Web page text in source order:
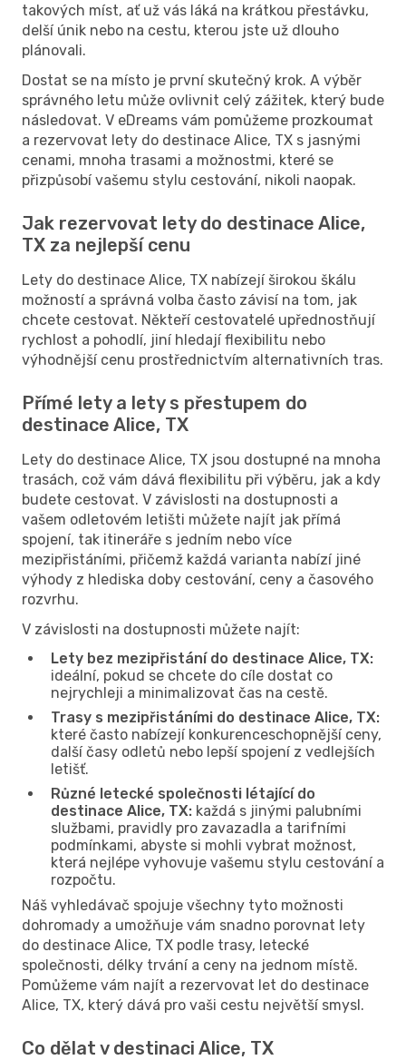
takových míst, ať už vás láká na krátkou přestávku,
delší únik nebo na cestu, kterou jste už dlouho
plánovali.
Dostat se na místo je první skutečný krok. A výběr
správného letu může ovlivnit celý zážitek, který bude
následovat. V eDreams vám pomůžeme prozkoumat
a rezervovat lety do destinace Alice, TX s jasnými
cenami, mnoha trasami a možnostmi, které se
přizpůsobí vašemu stylu cestování, nikoli naopak.
Jak rezervovat lety do destinace Alice,
TX za nejlepší cenu
Lety do destinace Alice, TX nabízejí širokou škálu
možností a správná volba často závisí na tom, jak
chcete cestovat. Někteří cestovatelé upřednostňují
rychlost a pohodlí, jiní hledají flexibilitu nebo
výhodnější cenu prostřednictvím alternativních tras.
Přímé lety a lety s přestupem do
destinace Alice, TX
Lety do destinace Alice, TX jsou dostupné na mnoha
trasách, což vám dává flexibilitu při výběru, jak a kdy
budete cestovat. V závislosti na dostupnosti a
vašem odletovém letišti můžete najít jak přímá
spojení, tak itineráře s jedním nebo více
mezipřistáními, přičemž každá varianta nabízí jiné
výhody z hlediska doby cestování, ceny a časového
rozvrhu.
V závislosti na dostupnosti můžete najít:
Lety bez mezipřistání do destinace Alice, TX:
ideální, pokud se chcete do cíle dostat co
nejrychleji a minimalizovat čas na cestě.
Trasy s mezipřistáními do destinace Alice, TX:
které často nabízejí konkurenceschopnější ceny,
další časy odletů nebo lepší spojení z vedlejších
letišť.
Různé letecké společnosti létající do
destinace Alice, TX: každá s jinými palubními
službami, pravidly pro zavazadla a tarifními
podmínkami, abyste si mohli vybrat možnost,
která nejlépe vyhovuje vašemu stylu cestování a
rozpočtu.
Náš vyhledávač spojuje všechny tyto možnosti
dohromady a umožňuje vám snadno porovnat lety
do destinace Alice, TX podle trasy, letecké
společnosti, délky trvání a ceny na jednom místě.
Pomůžeme vám najít a rezervovat let do destinace
Alice, TX, který dává pro vaši cestu největší smysl.
Co dělat v destinaci Alice, TX